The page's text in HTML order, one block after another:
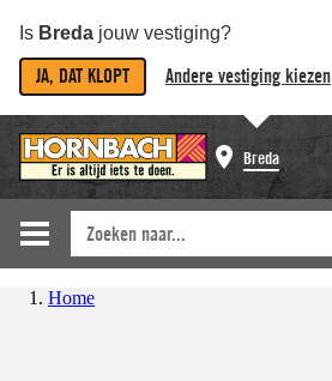
Is Breda jouw vestiging?
JA, DAT KLOPT Andere vestiging kiezen
Breda
Home